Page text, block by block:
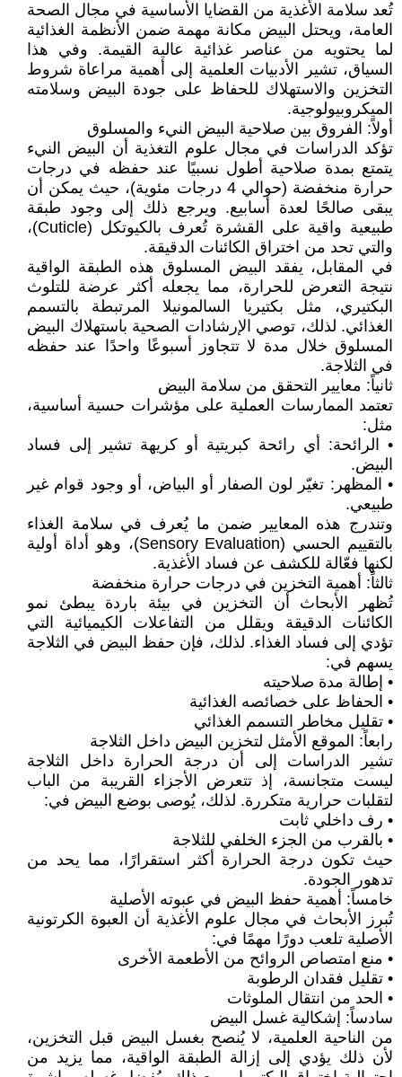
تُعد سلامة الأغذية من القضايا الأساسية في مجال الصحة
العامة، ويحتل البيض مكانة مهمة ضمن الأنظمة الغذائية
لما يحتويه من عناصر غذائية عالية القيمة. وفي هذا
السياق، تشير الأدبيات العلمية إلى أهمية مراعاة شروط
التخزين والاستهلاك للحفاظ على جودة البيض وسلامته
الميكروبيولوجية.
أولاً: الفروق بين صلاحية البيض النيء والمسلوق
تؤكد الدراسات في مجال علوم التغذية أن البيض النيء
يتمتع بمدة صلاحية أطول نسبيًا عند حفظه في درجات
حرارة منخفضة (حوالي 4 درجات مئوية)، حيث يمكن أن
يبقى صالحًا لعدة أسابيع. ويرجع ذلك إلى وجود طبقة
طبيعية واقية على القشرة تُعرف بالكيوتكل (Cuticle)،
والتي تحد من اختراق الكائنات الدقيقة.
في المقابل، يفقد البيض المسلوق هذه الطبقة الواقية
نتيجة التعرض للحرارة، مما يجعله أكثر عرضة للتلوث
البكتيري، مثل بكتيريا السالمونيلا المرتبطة بالتسمم
الغذائي. لذلك، توصي الإرشادات الصحية باستهلاك البيض
المسلوق خلال مدة لا تتجاوز أسبوعًا واحدًا عند حفظه
في الثلاجة.
ثانياً: معايير التحقق من سلامة البيض
تعتمد الممارسات العملية على مؤشرات حسية أساسية،
مثل:
• الرائحة: أي رائحة كبريتية أو كريهة تشير إلى فساد
البيض.
• المظهر: تغيّر لون الصفار أو البياض، أو وجود قوام غير
طبيعي.
وتندرج هذه المعايير ضمن ما يُعرف في سلامة الغذاء
بالتقييم الحسي (Sensory Evaluation)، وهو أداة أولية
لكنها فعّالة للكشف عن فساد الأغذية.
ثالثاً: أهمية التخزين في درجات حرارة منخفضة
تُظهر الأبحاث أن التخزين في بيئة باردة يبطئ نمو
الكائنات الدقيقة ويقلل من التفاعلات الكيميائية التي
تؤدي إلى فساد الغذاء. لذلك، فإن حفظ البيض في الثلاجة
يسهم في:
• إطالة مدة صلاحيته
• الحفاظ على خصائصه الغذائية
• تقليل مخاطر التسمم الغذائي
رابعاً: الموقع الأمثل لتخزين البيض داخل الثلاجة
تشير الدراسات إلى أن درجة الحرارة داخل الثلاجة
ليست متجانسة، إذ تتعرض الأجزاء القريبة من الباب
لتقلبات حرارية متكررة. لذلك، يُوصى بوضع البيض في:
• رف داخلي ثابت
• بالقرب من الجزء الخلفي للثلاجة
حيث تكون درجة الحرارة أكثر استقرارًا، مما يحد من
تدهور الجودة.
خامساً: أهمية حفظ البيض في عبوته الأصلية
تُبرز الأبحاث في مجال علوم الأغذية أن العبوة الكرتونية
الأصلية تلعب دورًا مهمًا في:
• منع امتصاص الروائح من الأطعمة الأخرى
• تقليل فقدان الرطوبة
• الحد من انتقال الملوثات
سادساً: إشكالية غسل البيض
من الناحية العلمية، لا يُنصح بغسل البيض قبل التخزين،
لأن ذلك يؤدي إلى إزالة الطبقة الواقية، مما يزيد من